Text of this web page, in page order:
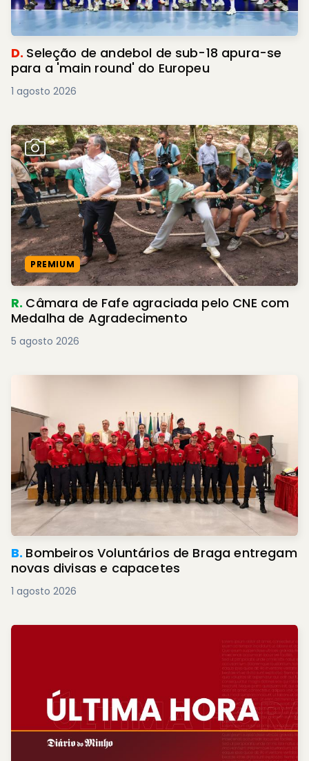
D. Seleção de andebol de sub-18 apura-se
para a 'main round' do Europeu
1 agosto 2026
PREMIUM
R. Câmara de Fafe agraciada pelo CNE com
Medalha de Agradecimento
5 agosto 2026
B. Bombeiros Voluntários de Braga entregam
novas divisas e capacetes
1 agosto 2026